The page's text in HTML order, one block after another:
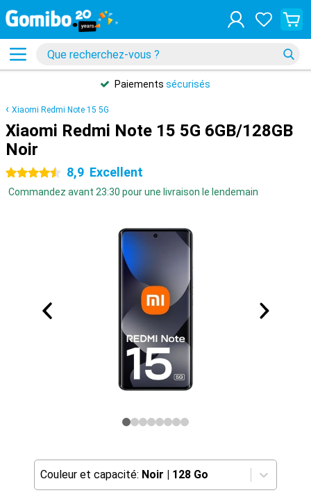
Paiements sécurisés
Xiaomi Redmi Note 15 5G
Xiaomi Redmi Note 15 5G 6GB/128GB
Noir
4.5 étoiles 8,9 Excellent
Commandez avant 23:30 pour une livraison le lendemain
Couleur et capacité: Noir | 128 Go